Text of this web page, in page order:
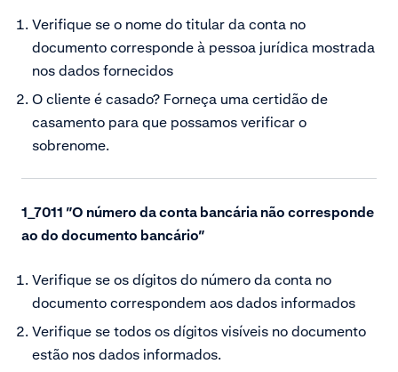
Verifique se o nome do titular da conta no
documento corresponde à pessoa jurídica mostrada
nos dados fornecidos
O cliente é casado? Forneça uma certidão de
casamento para que possamos verificar o
sobrenome.
1_7011 ”O número da conta bancária não corresponde
ao do documento bancário”
Verifique se os dígitos do número da conta no
documento correspondem aos dados informados
Verifique se todos os dígitos visíveis no documento
estão nos dados informados.